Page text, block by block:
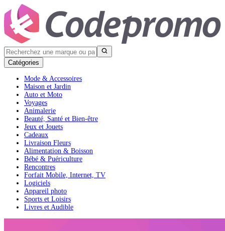
Catégories
Mode & Accessoires
Maison et Jardin
Auto et Moto
Voyages
Animalerie
Beauté, Santé et Bien-être
Jeux et Jouets
Cadeaux
Livraison Fleurs
Alimentation & Boisson
Bébé & Puériculture
Rencontres
Forfait Mobile, Internet, TV
Logiciels
Appareil photo
Sports et Loisirs
Livres et Audible